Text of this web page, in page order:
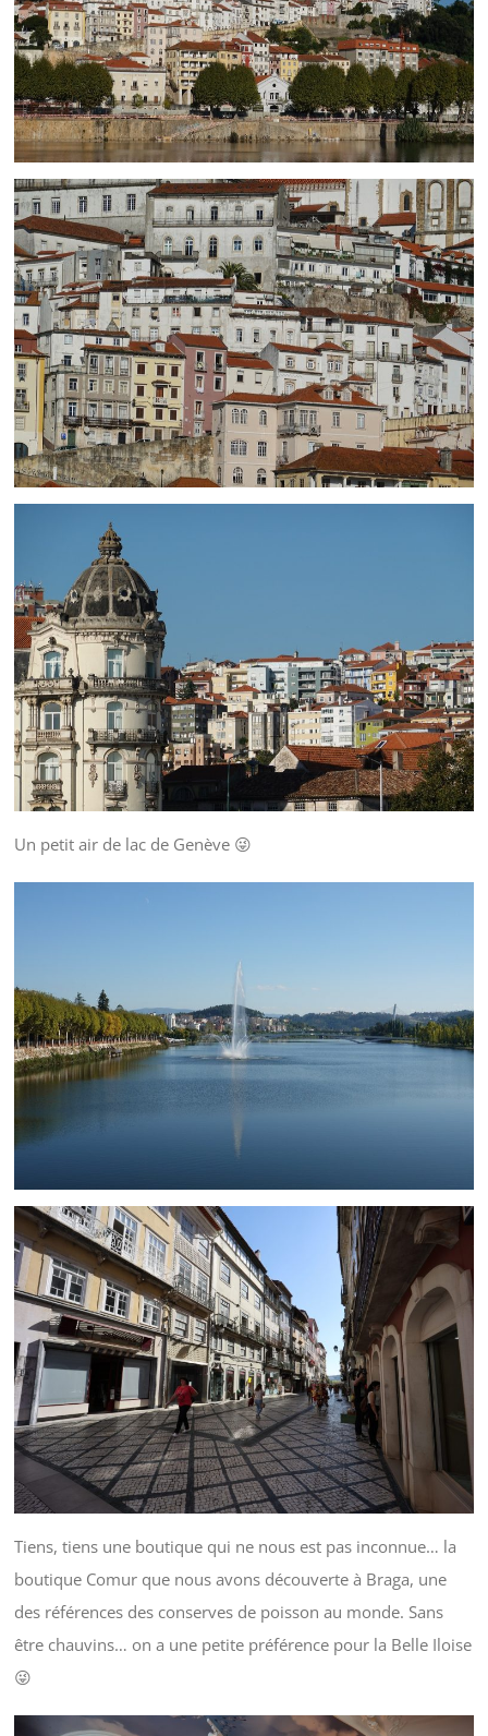
Un petit air de lac de Genève 😜
Tiens, tiens une boutique qui ne nous est pas inconnue… la
boutique Comur que nous avons découverte à Braga, une
des références des conserves de poisson au monde. Sans
être chauvins… on a une petite préférence pour la Belle Iloise
😜